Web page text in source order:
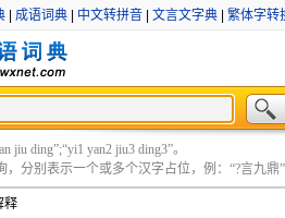
成语词典 中文转拼音 文言文字典 繁体字转
jiu ding”;“yi1 yan2 jiu3 ding3”。
分别表示一个或多个汉字占位，例：“?言九鼎”
释